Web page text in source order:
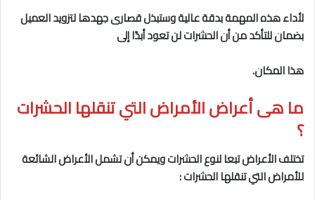
لأداء هذه المهمة بدقة عالية وستبذل قصارى جهدها لتزويد العميل
بضمان للتأكد من أن الحشرات لن تعود أبدًا إلى
هذا المكان.
ما هىأعراض الأمراض التي تنقلها الحشرات
؟
تختلف الأعراض تبعا لنوع الحشرات ويمكن أن تشمل الأعراض الشائعة
للأمراض التي تنقلها الحشرات :